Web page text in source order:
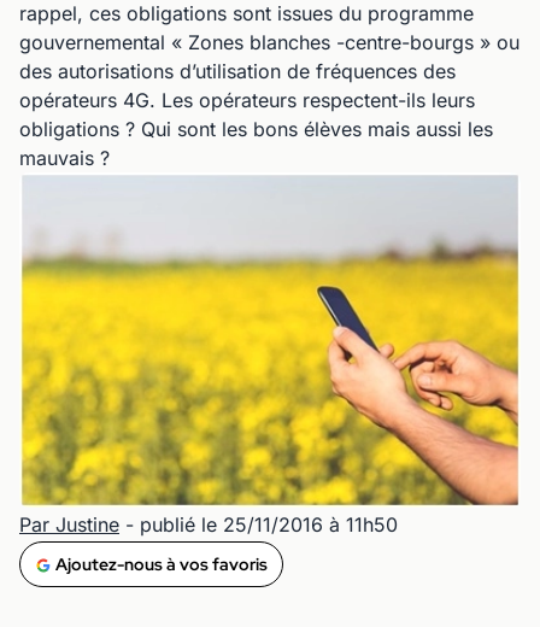
rappel, ces obligations sont issues du programme
gouvernemental « Zones blanches -centre-bourgs » ou
des autorisations d’utilisation de fréquences des
opérateurs 4G. Les opérateurs respectent-ils leurs
obligations ? Qui sont les bons élèves mais aussi les
mauvais ?
Par Justine - publié le 25/11/2016 à 11h50
Ajoutez-nous à vos favoris